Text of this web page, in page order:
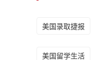
美国录取捷报
美国留学生活